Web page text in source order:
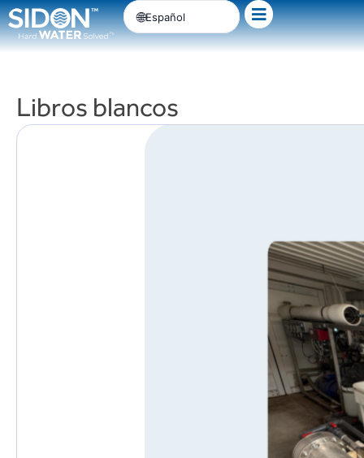
Ir
al
contenido
Español
Libros blancos